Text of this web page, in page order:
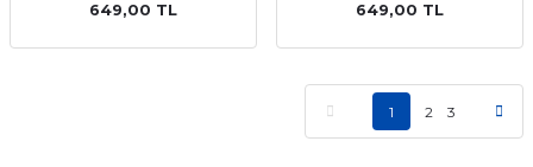
649,00 TL 649,00 TL
1 2 3